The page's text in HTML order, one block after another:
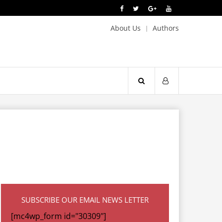
About Us Authors
SUBSCRIBE OUR EMAIL NEWS LETTER
[mc4wp_form id="30309"]